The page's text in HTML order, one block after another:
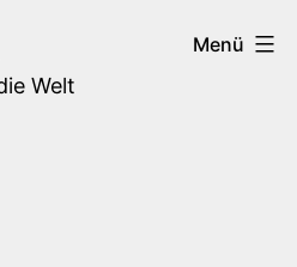
Welt
Menü